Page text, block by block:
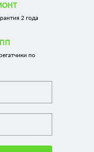
2 года
по